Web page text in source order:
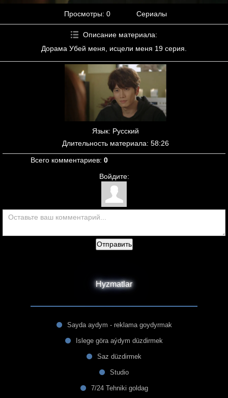
Просмотры: 0 Сериалы
Описание материала:
Дорама Убей меня, исцели меня 19 серия.
Язык: Русский
Длительность материала: 58:26
Всего комментариев: 0
Войдите:
Отправить
Hyzmatlar
Sayda aydym - reklama goydyrmak
Islege göra aýdym düzdirmek
Saz düzdirmek
Studio
7/24 Tehniki goldag